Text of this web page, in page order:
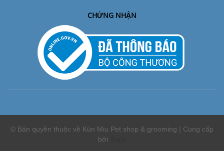
CHỨNG NHẬN
© Bản quyền thuộc về Kún Miu Pet shop & grooming | Cung cấp
bởi